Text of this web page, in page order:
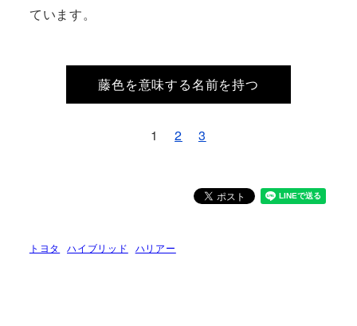
ています。
藤色を意味する名前を持つ
1 2 3
トヨタ ハイブリッド ハリアー